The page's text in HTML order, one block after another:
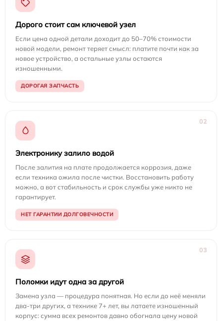
Дорого стоит сам ключевой узел
Если цена одной детали доходит до 50–70% стоимости
новой модели, ремонт теряет смысл: платите почти как за
новое устройство, а остальные узлы остаются
изношенными.
ДОРОГАЯ ЗАПЧАСТЬ
02
Электронику залило водой
После залития на плате продолжается коррозия, даже
если техника ожила после чистки. Восстановить работу
можно, а вот стабильность и срок службы уже никто не
гарантирует.
НЕТ ГАРАНТИИ ДОЛГОВЕЧНОСТИ
03
Поломки идут одна за другой
Замена узла — процедура понятная. Но если до неё меняли
два-три других, а технике 7+ лет, вы латаете изношенный
корпус: сумма всех ремонтов давно обогнала цену новой